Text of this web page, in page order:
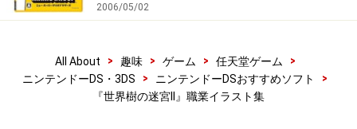
この記事でご紹介したイラストは、各職業に4パターンずつ用意さ
びましょう！
2006/05/02
All About > 趣味 > ゲーム > 任天堂ゲーム
>
ニンテンドーDS・3DS
> ニンテンドーDSおすすめソフト
>
『世界樹の迷宮II』職業イラスト集